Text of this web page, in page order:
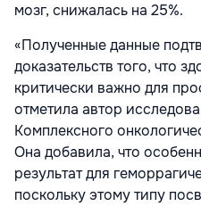
мозг, снижалась на 25%.
«Полученные данные
доказательств того, что
критически важно для
отметила автор
Комплексного
Она добавила, что
результат для
поскольку этому типу